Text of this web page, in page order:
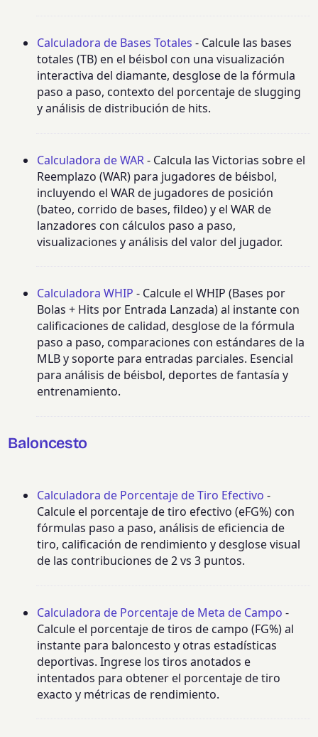
Calculadora de Bases Totales - Calcule las bases
totales (TB) en el béisbol con una visualización
interactiva del diamante, desglose de la fórmula
paso a paso, contexto del porcentaje de slugging
y análisis de distribución de hits.
Calculadora de WAR- Calcula las Victorias sobre el
Reemplazo (WAR) para jugadores de béisbol,
incluyendo el WAR de jugadores de posición
(bateo, corrido de bases, fildeo) y el WAR de
lanzadores con cálculos paso a paso,
visualizaciones y análisis del valor del jugador.
Calculadora WHIP - Calcule el WHIP (Bases por
Bolas + Hits por Entrada Lanzada) al instante con
calificaciones de calidad, desglose de la fórmula
paso a paso, comparaciones con estándares de la
MLB y soporte para entradas parciales. Esencial
para análisis de béisbol, deportes de fantasía y
entrenamiento.
Baloncesto
Calculadora de Porcentaje de Tiro Efectivo -
Calcule el porcentaje de tiro efectivo (eFG%) con
fórmulas paso a paso, análisis de eficiencia de
tiro, calificación de rendimiento y desglose visual
de las contribuciones de 2 vs 3 puntos.
Calculadora de Porcentaje de Meta de Campo -
Calcule el porcentaje de tiros de campo (FG%) al
instante para baloncesto y otras estadísticas
deportivas. Ingrese los tiros anotados e
intentados para obtener el porcentaje de tiro
exacto y métricas de rendimiento.